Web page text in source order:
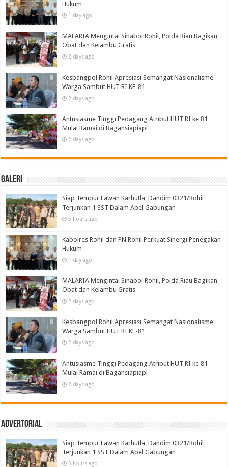
Hukum
1 day ago
MALARIA Mengintai Sinaboi Rohil, Polda Riau Bagikan
Obat dan Kelambu Gratis
2 days ago
Kesbangpol Rohil Apresiasi Semangat Nasionalisme
Warga Sambut HUT RI KE-81
2 days ago
Antusiasme Tinggi Pedagang Atribut HUT RI ke 81
Mulai Ramai di Bagansiapiapi
2 days ago
Galeri
Siap Tempur Lawan Karhutla, Dandim 0321/Rohil
Terjunkan 1 SST Dalam Apel Gabungan
5 hours ago
Kapolres Rohil dan PN Rohil Perkuat Sinergi Penegakan
Hukum
1 day ago
MALARIA Mengintai Sinaboi Rohil, Polda Riau Bagikan
Obat dan Kelambu Gratis
2 days ago
Kesbangpol Rohil Apresiasi Semangat Nasionalisme
Warga Sambut HUT RI KE-81
2 days ago
Antusiasme Tinggi Pedagang Atribut HUT RI ke 81
Mulai Ramai di Bagansiapiapi
2 days ago
Advertorial
Siap Tempur Lawan Karhutla, Dandim 0321/Rohil
Terjunkan 1 SST Dalam Apel Gabungan
5 hours ago